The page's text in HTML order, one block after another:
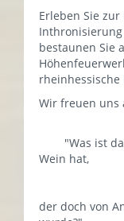
Erleben Sie
bestaunen Sie
rheinhessische
Wir freuen uns
"Was ist das
Wein hat,
der doch von